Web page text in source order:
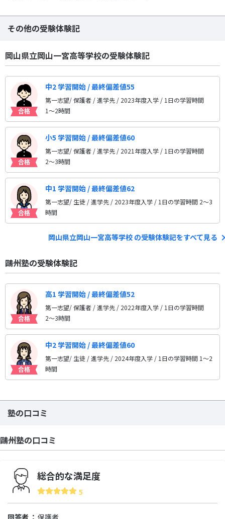
その他の受験体験記
岡山県立岡山一宮高等学校の受験体験記
中2 学習開始 / 最終偏差値55
第一志望/ 保護者 / 進学先/ 2023年度入学 / 1日の学習時間
1〜2時間
小5 学習開始 / 最終偏差値60
第一志望/ 保護者 / 進学先/ 2021年度入学 / 1日の学習時間
2〜3時間
中1 学習開始 / 最終偏差値62
第一志望/ 生徒 / 進学先/ 2023年度入学 / 1日の学習時間 2〜3
時間
岡山県立岡山一宮高等学校 の受験体験記をすべて見る
鷗州塾の受験体験記
高1 学習開始 / 最終偏差値52
第一志望/ 保護者 / 進学先/ 2022年度入学 / 1日の学習時間
2〜3時間
中2 学習開始 / 最終偏差値60
第一志望/ 生徒 / 進学先/ 2024年度入学 / 1日の学習時間 1〜2
時間
塾の口コミ
鷗州塾の口コミ
総合的な満足度
5
回答者
保護者